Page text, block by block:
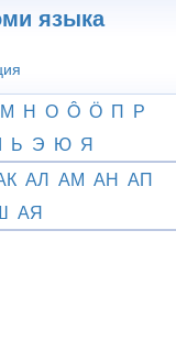
языка
М Н О Ô Ӧ П Р
Ь Э Ю Я
АЛ АМ АН АП
АЯ